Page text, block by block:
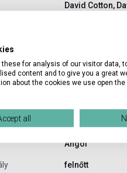
David Cotton,
Puhakötés
PEARSON
Könyv + Online
Angol
felnőtt
these for analysis of our visitor data,
content and to give you a great
about the cookies we use open the
all